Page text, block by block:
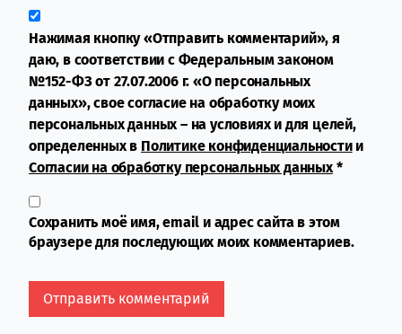
Нажимая кнопку «Отправить комментарий», я
даю, в соответствии с Федеральным законом
№152-ФЗ от 27.07.2006 г. «О персональных
данных», свое согласие на обработку моих
персональных данных – на условиях и для целей,
определенных в Политике конфиденциальностии
Согласии на обработку персональных данных*
Сохранить моё имя, email и адрес сайта в этом
браузере для последующих моих комментариев.